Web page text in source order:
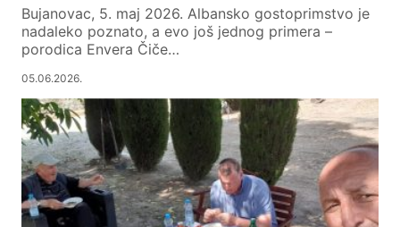
Bujanovac, 5. maj 2026. Albansko gostoprimstvo je
nadaleko poznato, a evo još jednog primera –
porodica Envera Čiče…
05.06.2026.